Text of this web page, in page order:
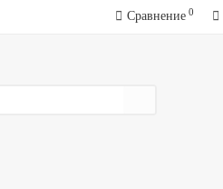
Сравнение 0